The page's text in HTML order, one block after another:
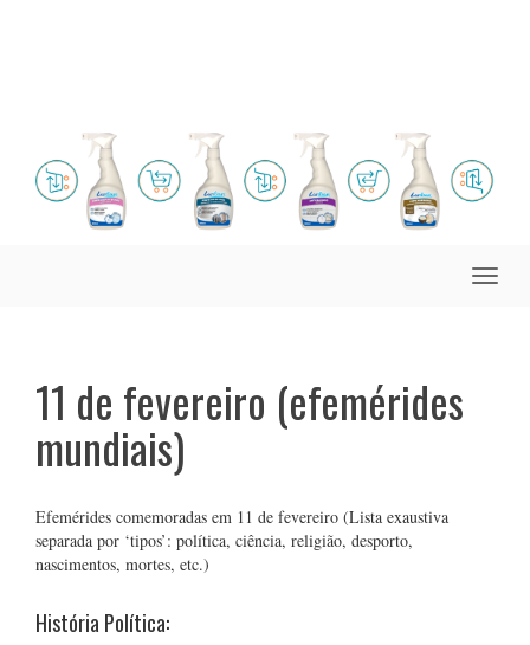
Toggle
11 de fevereiro (efemérides
mundiais)
Efemérides comemoradas em 11 de fevereiro (Lista exaustiva
separada por ‘tipos’: política, ciência, religião, desporto,
nascimentos, mortes, etc.)
História Política: